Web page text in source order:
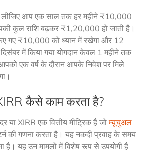
लीजिए आप एक साल तक हर महीने ₹10,000
कुल राशि बढ़कर ₹1,20,000 हो जाती है।
गए ₹10,000 को ध्यान में रखेगा और 12
में किया गया योगदान केवल 1 महीने तक
एक वर्ष के दौरान आपके निवेश पर मिले
कैसे काम करता है?
या XIRR एक वित्तीय मीट्रिक है जो म्यूचुअल
की गणना करता है। यह नकदी प्रवाह के समय
है। यह उन मामलों में विशेष रूप से उपयोगी है